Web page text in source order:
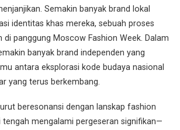
Semakin banyak brand lokal
identitas khas mereka, sebuah proses
di panggung Moscow Fashion Week. Dalam
banyak brand independen yang
antara eksplorasi kode budaya nasional
yang terus berkembang.
beresonansi dengan lanskap fashion
tengah mengalami pergeseran signifikan—